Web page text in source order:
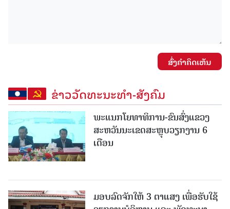
ສົ່ງຄໍາຄິດເຫັນ
ຂ່າວວັດທະນະທຳ-ສັງຄົມ
ພະແນກໂຍທາທິການ-ຂົນສົ່ງແຂວງ
ສະຫວັນນະເຂດສະຫຼຸບວຽກງານ 6
ເດືອນ
ມອບລົດຈັກໃຫ້ 3 ຕາແສງ ເພື່ອຮັບໃຊ້